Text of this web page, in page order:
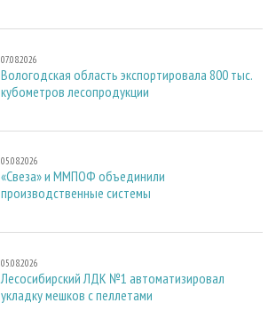
07.08.2026
Вологодская область экспортировала 800 тыс.
кубометров лесопродукции
05.08.2026
«Свеза» и ММПОФ объединили
производственные системы
05.08.2026
Лесосибирский ЛДК №1 автоматизировал
укладку мешков с пеллетами